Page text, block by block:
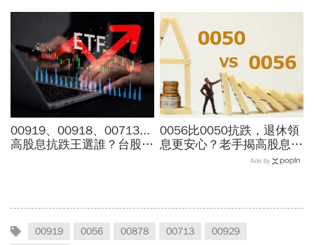
周冠男都說009826上市是
邁大步？
海老牛說，這種人不適合
買？
00919、00918、00713...
高股息抗跌王選誰？台股7
0056比0050抗跌，退休領
息更安心？老手揭高股息
「4大致命傷」：股息再投
Ads by
00919 0056 00878 00713
00929